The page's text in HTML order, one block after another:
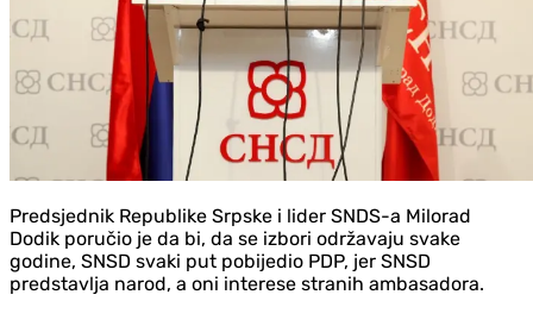
Predsjednik Republike Srpske i lider SNDS-a Milorad
Dodik poručio je da bi, da se izbori održavaju svake
godine, SNSD svaki put pobijedio PDP, jer SNSD
predstavlja narod, a oni interese stranih ambasadora.